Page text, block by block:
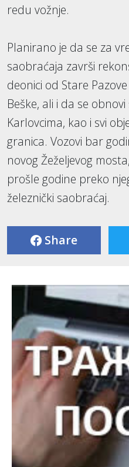
redu vožnje.
Planirano je da se za
saobraćaja završi
deonici od Stare
Beške, ali i da se
Karlovcima, kao i svi
granica. Vozovi bar
novog Žeželjevog
prošle godine preko
železnički saobraćaj.
Share